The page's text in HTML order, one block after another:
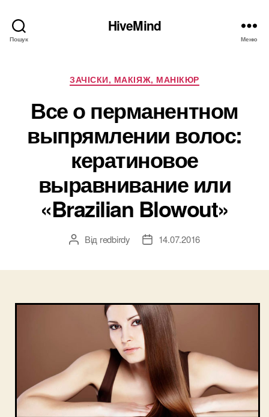
Пошук
HiveMind
Меню
Категорії
ЗАЧІСКИ, МАКІЯЖ, МАНІКЮР
Все о перманентном
выпрямлении волос:
кератиновое
выравнивание или
«Brazilian Blowout»
Автор
Від redbirdy
Дата14.07.2016